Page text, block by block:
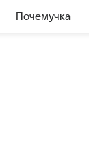
Почемучка